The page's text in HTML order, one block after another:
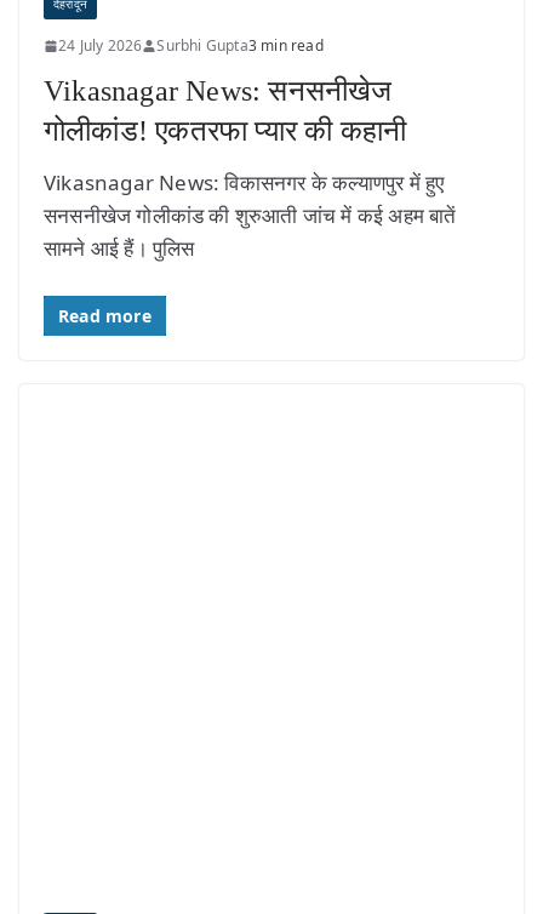
देहरादून
24 July 2026 Surbhi Gupta3 min read
Vikasnagar News: सनसनीखेज
गोलीकांड! एकतरफा प्यार की कहानी
Vikasnagar News: विकासनगर के कल्याणपुर में हुए
सनसनीखेज गोलीकांड की शुरुआती जांच में कई अहम बातें
सामने आई हैं। पुलिस
Read more